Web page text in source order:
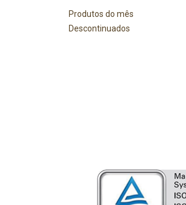
Produtos do mês
Descontinuados